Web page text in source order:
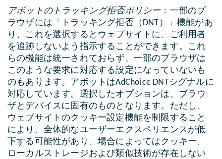
アボットのトラッキング拒否ポリシー：一部のブ
ラウザには「トラッキング拒否（DNT）」機能があ
り、これを選択するとウェブサイトに、ご利用者
を追跡しないよう指示することができます。これ
らの機能は統一されておらず、一部のブラウザは
このような要求に対応する設定になっていないも
のもあります。アボットはAdChoice DNTシグナルに
対応しています。選択したオプションは、ブラウ
ザとデバイスに固有のものとなります。ただし、
ウェブサイトのクッキー設定機能を制限すること
により、全体的なユーザーエクスペリエンスが低
下する可能性があり、場合によってはクッキー、
ローカルストレージおよび類似技術が存在しない